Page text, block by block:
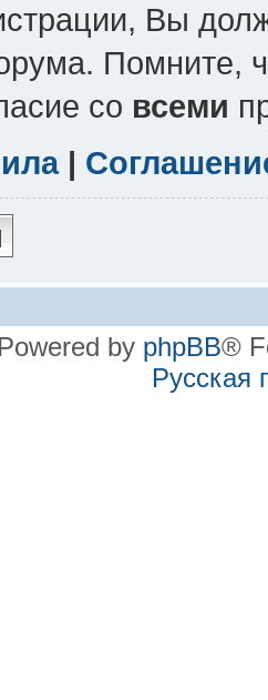
Вы
Помните,
со всеми
|
Powered by phpBB®
Русская